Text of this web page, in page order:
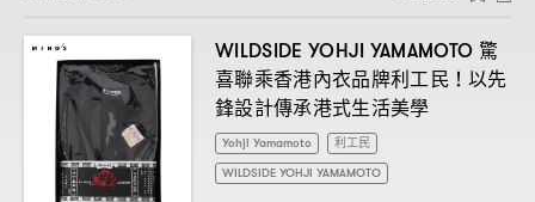
WILDSIDE YOHJI YAMAMOTO 驚
喜聯乘香港內衣品牌利工民！以先
鋒設計傳承港式生活美學
Yohji Yamamoto
利工民
WILDSIDE YOHJI YAMAMOTO